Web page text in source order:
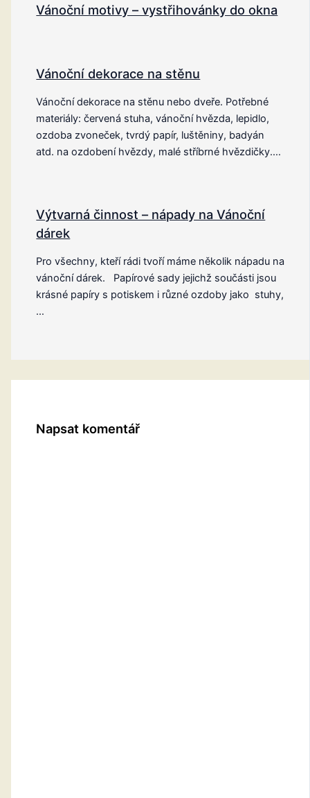
Vánoční motivy – vystřihovánky do okna
Vánoční dekorace na stěnu
Vánoční dekorace na stěnu nebo dveře. Potřebné
materiály: červená stuha, vánoční hvězda, lepidlo,
ozdoba zvoneček, tvrdý papír, luštěniny, badyán
atd. na ozdobení hvězdy, malé stříbrné hvězdičky.…
Výtvarná činnost – nápady na Vánoční
dárek
Pro všechny, kteří rádi tvoří máme několik nápadu na
vánoční dárek. Papírové sady jejichž součásti jsou
krásné papíry s potiskem i různé ozdoby jako stuhy,
…
Napsat komentář